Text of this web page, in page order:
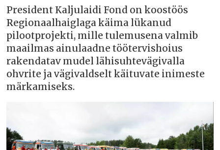
President Kaljulaidi Fond on koostöös
Regionaalhaiglaga käima lükanud
pilootprojekti, mille tulemusena valmib
maailmas ainulaadne töötervishoius
rakendatav mudel lähisuhtevägivalla
ohvrite ja vägivaldselt käituvate inimeste
märkamiseks.